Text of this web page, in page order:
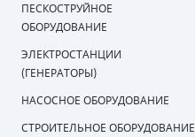
ПЕСКОСТРУЙНОЕ
ОБОРУДОВАНИЕ
ЭЛЕКТРОСТАНЦИИ
(ГЕНЕРАТОРЫ)
НАСОСНОЕ ОБОРУДОВАНИЕ
СТРОИТЕЛЬНОЕ ОБОРУДОВАНИЕ